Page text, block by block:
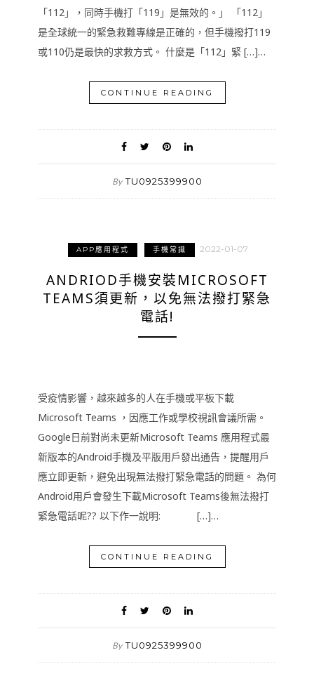
「112」，同時手機打「119」是無效的。」 「112」
是全球統一的緊急救難專線是正確的，但手機撥打119
或110仍是最快的求救方式。 什麼是「112」緊 […]…
CONTINUE READING
By TU0925399900
APP應用程式 手機常識 2022-01-07
ANDRIOD手機安裝MICROSOFT
TEAMS須更新，以免無法撥打緊急
電話!
受疫情影響，越來越多的人在手機或平板下載
Microsoft Teams ，因應工作或學校視訊會議所需。
Google日前對尚未更新Microsoft Teams 應用程式最
新版本的Android手機及平版用戶發出通告，提醒用戶
應立即更新，避免出現無法撥打緊急電話的問題。 為何
Android用戶會發生下載Microsoft Teams後無法撥打
緊急電話呢?? 以下作一說明: […]…
CONTINUE READING
By TU0925399900